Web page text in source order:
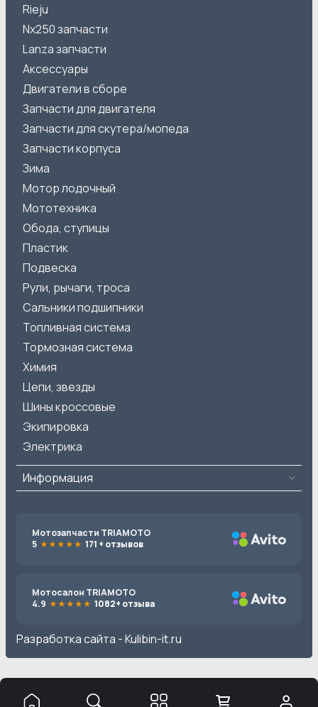
Rieju
Nx250 запчасти
Lanza запчасти
Аксессуары
Двигатели в сборе
Запчасти для двигателя
Запчасти для скутера/мопеда
Запчасти корпуса
Зима
Мотор лодочный
Мототехника
Обода, ступицы
Пластик
Подвеска
Рули, рычаги, троса
Сальники подшипники
Топливная система
Тормозная система
Химия
Цепи, звезды
Шины кроссовые
Экипировка
Электрика
Информация
Мотозапчасти TRIAMOTO
5
171 + отзывов
Мотосалон TRIAMOTO
4.9
1082+ отзыва
Разработка сайта -Kulibin-it.ru